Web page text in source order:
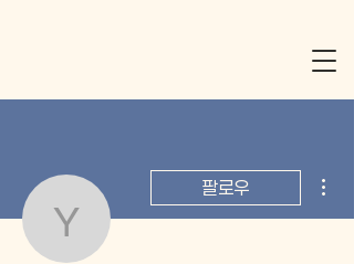
팔로우